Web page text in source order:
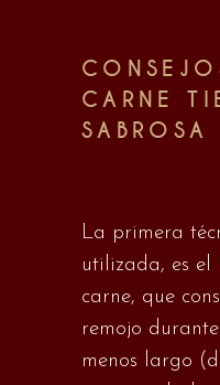
CARNE
SABROSA
La primera
utilizada, es
carne, que
remojo
menos largo